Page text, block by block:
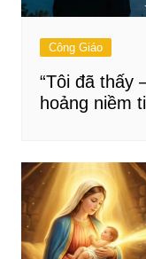
Công Giáo
“Tôi đã thấy
hoảng niềm